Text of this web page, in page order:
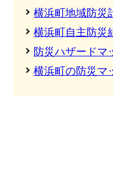
横浜町地域防災
横浜町自主防災
防災ハザードマ
横浜町の防災マ